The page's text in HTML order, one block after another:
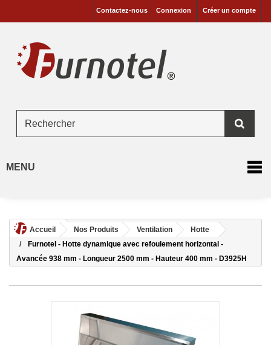
Créer un compte
Connexion
Contactez-nous
MENU
Accueil Nos Produits Ventilation
Hotte
Furnotel - Hotte dynamique avec refoulement horizontal -
Avancée 938 mm - Longueur 2500 mm - Hauteur 400 mm - D3925H